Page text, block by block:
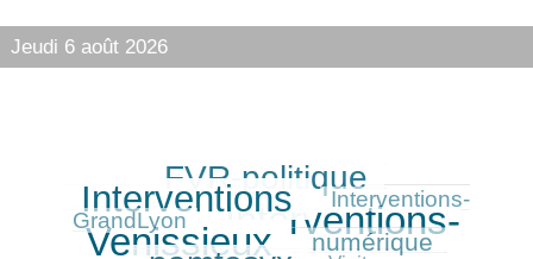
Jeudi 6 août 2026
FVR-politique
Interventions
Interventions-
GrandLyon
416/416 Interventions-
Venissieux
172/416 numérique
315/416